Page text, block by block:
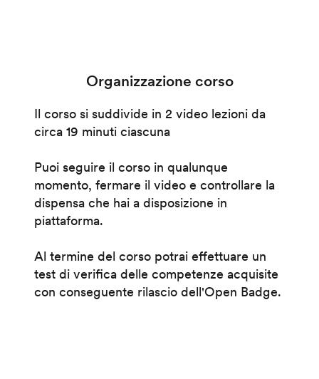
Organizzazione corso
Il corso si suddivide in 2 video lezioni da
circa 19 minuti ciascuna
Puoi seguire il corso in qualunque
momento, fermare il video e controllare la
dispensa che hai a disposizione in
piattaforma.
Al termine del corso potrai effettuare un
test di verifica delle competenze acquisite
con conseguente rilascio dell'Open Badge.